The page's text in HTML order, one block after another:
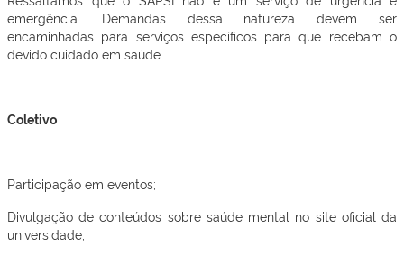
emergência. Demandas dessa natureza devem ser
encaminhadas para serviços específicos para que recebam o
devido cuidado em saúde.
Coletivo
Participação em eventos;
Divulgação de conteúdos sobre saúde mental no site oficial da
universidade;